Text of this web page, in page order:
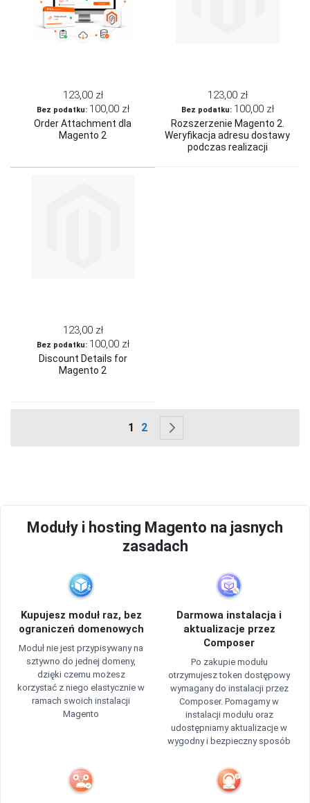
123,00 zł
100,00 zł
Order Attachment dla
Magento 2
123,00 zł
100,00 zł
Rozszerzenie Magento 2.
Weryfikacja adresu dostawy
podczas realizacji
123,00 zł
100,00 zł
Discount Details for
Magento 2
Strona
Aktualnie czytasz stronę
1 Strona
2
Moduły i hosting Magento na jasnych
zasadach
Kupujesz moduł raz, bez
ograniczeń domenowych
Moduł nie jest przypisywany na
sztywno do jednej domeny,
dzięki czemu możesz
korzystać z niego elastycznie w
ramach swoich instalacji
Magento
Darmowa instalacja i
aktualizacje przez
Composer
Po zakupie modułu
otrzymujesz token dostępowy
wymagany do instalacji przez
Composer. Pomagamy w
instalacji modułu oraz
udostępniamy aktualizacje w
wygodny i bezpieczny sposób